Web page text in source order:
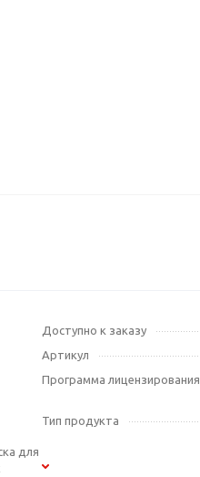
для
Доступно к заказу
Артикул
Программа лицензирования
Тип продукта